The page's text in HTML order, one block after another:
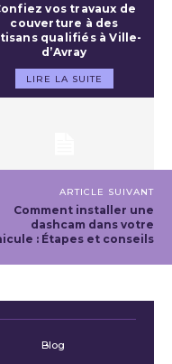
vos travaux de
couverture à des
qualifiés à Ville-
d’Avray
LIRE LA SUITE
ARTICLE SUIVANT
Comment installer une
dashcam dans votre
: Étapes et conseils
Blog